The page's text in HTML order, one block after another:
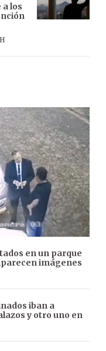
los
en un parque
imágenes
iban a
y otro uno en